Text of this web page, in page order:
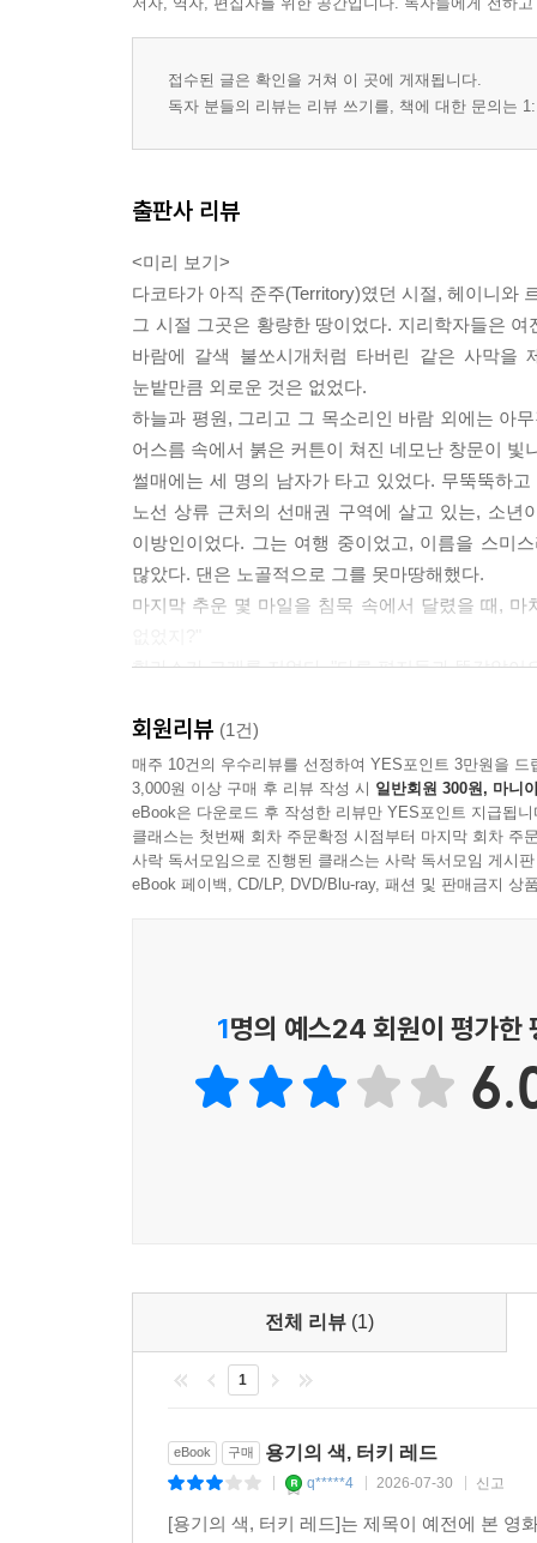
접수된 글은 확인을 거쳐 이 곳에 게재됩니다.
독자 분들의 리뷰는 리뷰 쓰기를, 책에 대한 문의는
출판사 리뷰
<미리 보기>
다코타가 아직 준주(Territory)였던 시절, 헤이니와
그 시절 그곳은 황량한 땅이었다. 지리학자들은
바람에 갈색 불쏘시개처럼 타버린 같은 사막을
눈밭만큼 외로운 것은 없었다.
하늘과 평원, 그리고 그 목소리인 바람 외에는 아
어스름 속에서 붉은 커튼이 쳐진 네모난 창문이
썰매에는 세 명의 남자가 타고 있었다. 무뚝뚝하
노선 상류 근처의 선매권 구역에 살고 있는, 소년
이방인이었다. 그는 여행 중이었고, 이름을 스미
많았다. 댄은 노골적으로 그를 못마땅해했다.
마지막 추운 몇 마일을 침묵 속에서 달렸을 때,
힐라스가 고개를 저었다. "다른 편지들과 똑같았
<추천평>
"이름 없는 서부 개척자들의 강인한 생명력과 끈
- 위즈덤커넥트 편집부
회원리뷰 (1건)
매주 10건의 우수리뷰를 선정하여 YES포인트 3만원을 드
3,000원 이상 구매 후 리뷰 작성 시 일반회원 300원, 마니
eBook은 다운로드 후 작성한 리뷰만 YES포인트 지급됩니
클래스는 첫번째 회차 주문확정 시점부터 마지막 회차 주
사락 독서모임으로 진행된 클래스는 사락 독서모임 게시
eBook 페이백, CD/LP, DVD/Blu-ray, 패션 및 판매금지 상
1명의 예스24 회원이 평가한
전체 리뷰 (1)
1
eBook 구매 용기의 색, 터키 레드
q*****4 2026-07-30 신고
[용기의 색, 터키 레드]는 제목이 예전에 본 영